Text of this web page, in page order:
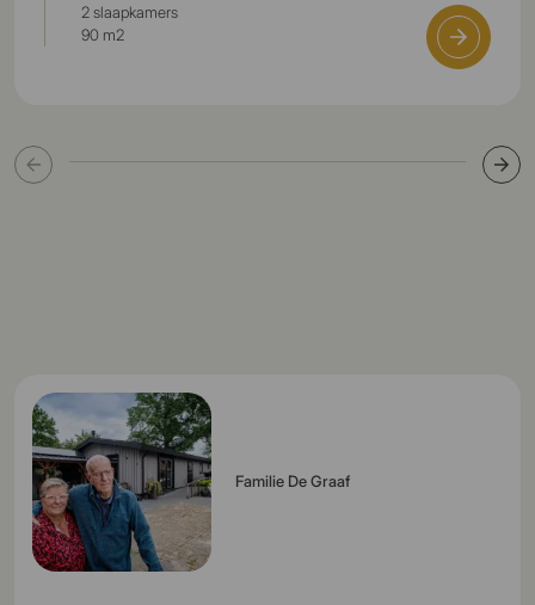
2 slaapkamers
90 m2
Familie De Graaf